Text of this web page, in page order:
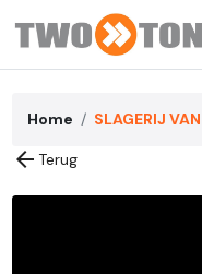
Home SLAGERIJ
arrow_back Terug